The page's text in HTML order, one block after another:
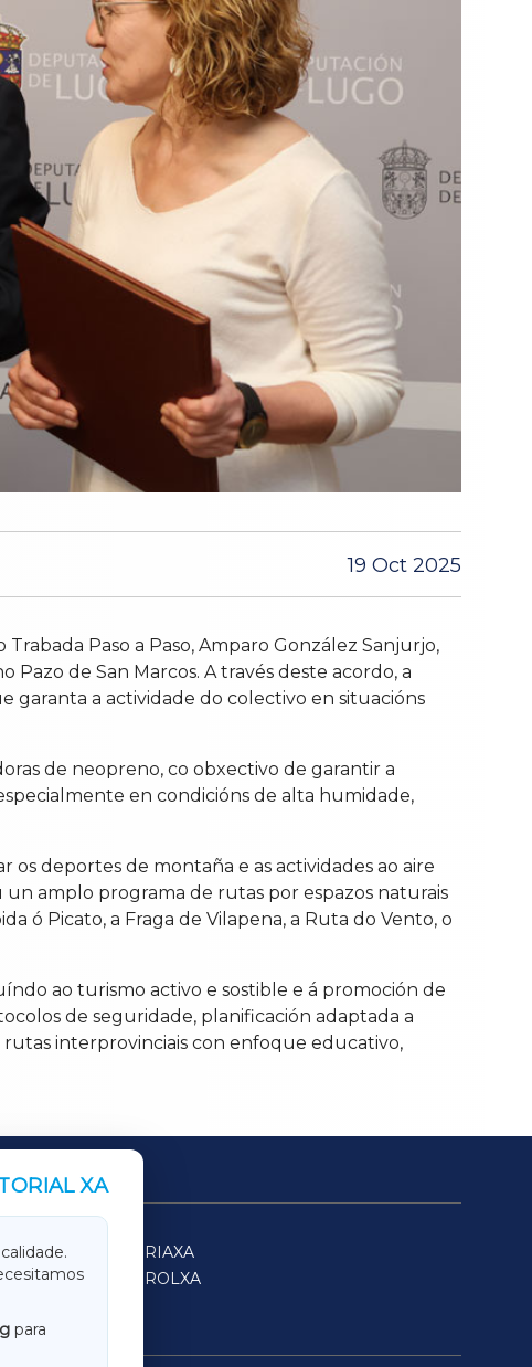
19 Oct 2025
Paso a Paso, Amparo González Sanjurjo,
de San Marcos. A través deste acordo, a
garanta a actividade do colectivo en situacións
de neopreno, co obxectivo de garantir a
en condicións de alta humidade,
os deportes de montaña e as actividades ao aire
amplo programa de rutas por espazos naturais
ó Picato, a Fraga de Vilapena, a Ruta do Vento, o
ao turismo activo e sostible e á promoción de
de seguridade, planificación adaptada a
rutas interprovinciais con enfoque educativo,
XA
para
SARRIAXA
FERROLXA